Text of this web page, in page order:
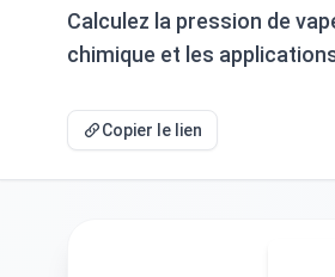
Calculez la pression de
chimique et les
Copier le lien